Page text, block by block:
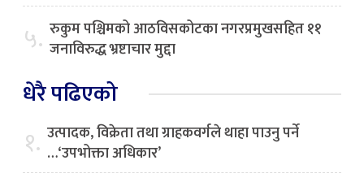
५. रुकुम पश्चिमको आठविसकोटका नगरप्रमुखसहित ११
जनाविरुद्ध भ्रष्टाचार मुद्दा
धेरै पढिएको
१. उत्पादक, विक्रेता तथा ग्राहकवर्गले थाहा पाउनु पर्ने
…‘उपभोक्ता अधिकार’